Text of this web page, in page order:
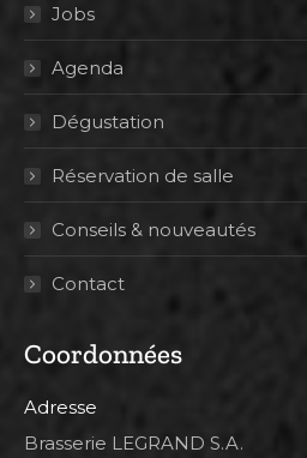
Jobs
Agenda
Dégustation
Réservation de salle
Conseils & nouveautés
Contact
Coordonnées
Adresse
Brasserie LEGRAND S.A.